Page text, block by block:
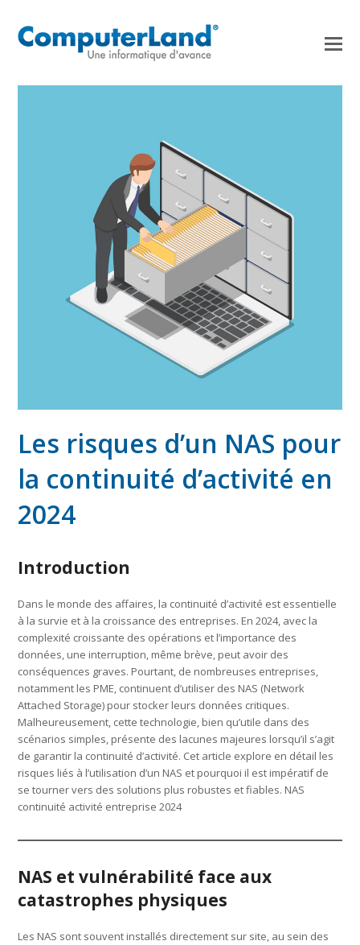
Les risques d’un NAS pour
la continuité d’activité en
2024
Introduction
Dans le monde des affaires, la continuité d’activité est essentielle
à la survie et à la croissance des entreprises. En 2024, avec la
complexité croissante des opérations et l’importance des
données, une interruption, même brève, peut avoir des
conséquences graves. Pourtant, de nombreuses entreprises,
notamment les PME, continuent d’utiliser des NAS (Network
Attached Storage) pour stocker leurs données critiques.
Malheureusement, cette technologie, bien qu’utile dans des
scénarios simples, présente des lacunes majeures lorsqu’il s’agit
de garantir la continuité d’activité. Cet article explore en détail les
risques liés à l’utilisation d’un NAS et pourquoi il est impératif de
se tourner vers des solutions plus robustes et fiables. NAS
continuité activité entreprise 2024
NAS et vulnérabilité face aux
catastrophes physiques
Les NAS sont souvent installés directement sur site, au sein des